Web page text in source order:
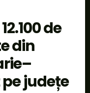
de
din
județe